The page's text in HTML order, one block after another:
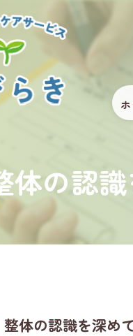
体の認
整体の認識を深め